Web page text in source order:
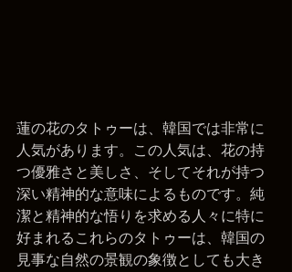
蓮の花のタトゥーは、韓国では非常に
人気があります。この人気は、花の持
つ優雅さと美しさ、そしてそれが持つ
深い精神的な意味によるものです。純
潔と精神的な悟りを求める人々に特に
好まれるこれらのタトゥーは、韓国の
見事な自然の景観の象徴としても大き